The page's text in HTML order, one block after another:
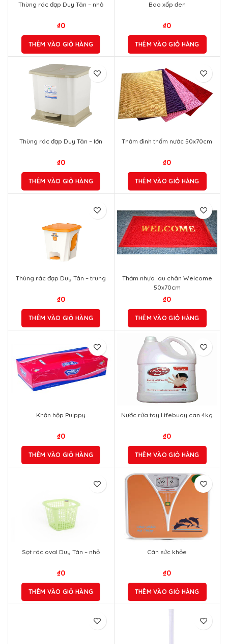
Thùng rác đạp Duy Tân – nhỏ
₫0
THÊM VÀO GIỎ HÀNG
Bao xốp đen
₫0
THÊM VÀO GIỎ HÀNG
Thùng rác đạp Duy Tân – lớn
₫0
THÊM VÀO GIỎ HÀNG
Thảm đinh thấm nước 50x70cm
₫0
THÊM VÀO GIỎ HÀNG
Thùng rác đạp Duy Tân – trung
₫0
THÊM VÀO GIỎ HÀNG
Thảm nhựa lau chân Welcome
50x70cm
₫0
THÊM VÀO GIỎ HÀNG
Khăn hộp Pulppy
₫0
THÊM VÀO GIỎ HÀNG
Nước rửa tay Lifebuoy can 4kg
₫0
THÊM VÀO GIỎ HÀNG
Sọt rác oval Duy Tân – nhỏ
₫0
THÊM VÀO GIỎ HÀNG
Cân sức khỏe
₫0
THÊM VÀO GIỎ HÀNG